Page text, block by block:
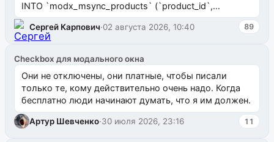
INTO `modx_msync_products` (`product_id`,
`uuid_1c`) VALUES ...
Сергей Карпович·02 августа 2026, 10:40 89
Checkbox для модального окна
Они не отключены, они платные, чтобы писали
только те, кому действительно очень надо. Когда
бесплатно люди начинают думать, что я им должен.
Артур Шевченко·30 июля 2026, 23:16 11